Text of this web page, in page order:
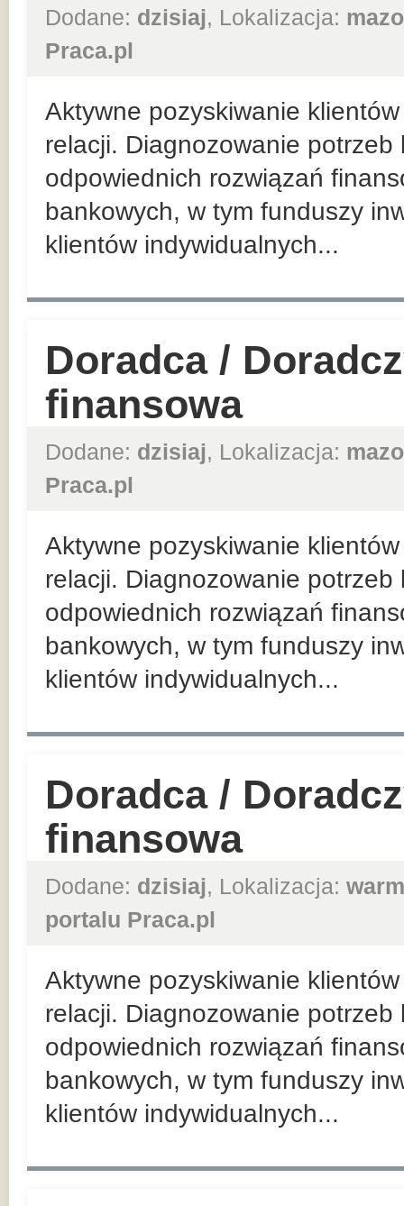
Dodane: dzisiaj, Lokalizacja:
Praca.pl
Aktywne pozyskiwanie
relacji. Diagnozowanie
odpowiednich rozwiązań
bankowych, w tym funduszy
klientów indywidualnych...
Doradca /
finansowa
Dodane: dzisiaj, Lokalizacja:
Praca.pl
Aktywne pozyskiwanie
relacji. Diagnozowanie
odpowiednich rozwiązań
bankowych, w tym funduszy
klientów indywidualnych...
Doradca /
finansowa
Dodane: dzisiaj, Lokalizacja:
portalu Praca.pl
Aktywne pozyskiwanie
relacji. Diagnozowanie
odpowiednich rozwiązań
bankowych, w tym funduszy
klientów indywidualnych...